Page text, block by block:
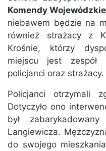
Komendy
niebawem będzie na
również strażacy z
Krośnie, którzy
miejscu jest zespół
policjanci oraz strażacy.
Policjanci otrzymali
Dotyczyło ono
był
Langiewicza.
do swojego